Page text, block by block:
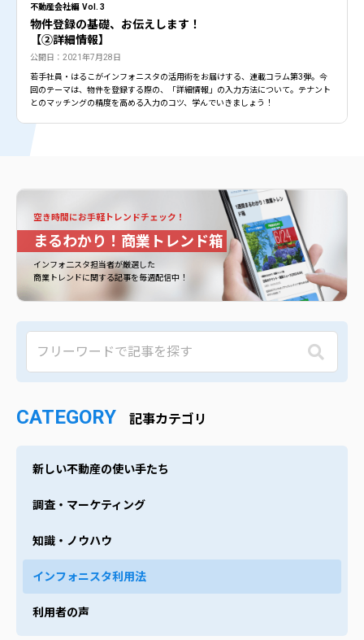
不動産会社編 Vol. 3
物件登録の基礎、お伝えします！
【②詳細情報】
公開日：2021年7月28日
若手社員・はるこがインフォニスタの活用術をお届けする、連載コラム第3弾。今
回のテーマは、物件を登録する際の、「詳細情報」の入力方法について。テナント
とのマッチングの精度を高める入力のコツ、学んでいきましょう！
空き時間にお手軽トレンドチェック！
まるわかり！商業トレンド箱
インフォ二スタ担当者が厳選した
商業トレンドに関する記事を毎週配信中！
CATEGORY 記事カテゴリ
新しい不動産の使い手たち
調査・マーケティング
知識・ノウハウ
インフォニスタ利用法
利用者の声